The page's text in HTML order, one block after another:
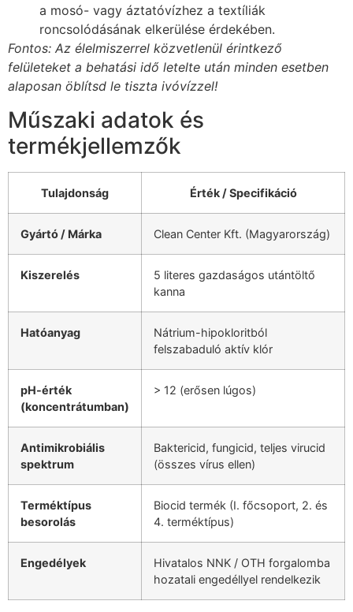
a mosó- vagy áztatóvízhez a textíliák
roncsolódásának elkerülése érdekében.
Fontos: Az élelmiszerrel közvetlenül érintkező
felületeket a behatási idő letelte után minden esetben
alaposan öblítsd le tiszta ivóvízzel!
Műszaki adatok és
termékjellemzők
Tulajdonság Érték / Specifikáció
Gyártó / Márka Clean Center Kft. (Magyarország)
Kiszerelés
5 literes gazdaságos utántöltő
kanna
Hatóanyag
Nátrium-hipokloritból
felszabaduló aktív klór
pH-érték
(koncentrátumban)
> 12 (erősen lúgos)
Antimikrobiális
spektrum
Baktericid, fungicid, teljes virucid
(összes vírus ellen)
Terméktípus
besorolás
Biocid termék (I. főcsoport, 2. és
4. terméktípus)
Engedélyek
Hivatalos NNK / OTH forgalomba
hozatali engedéllyel rendelkezik